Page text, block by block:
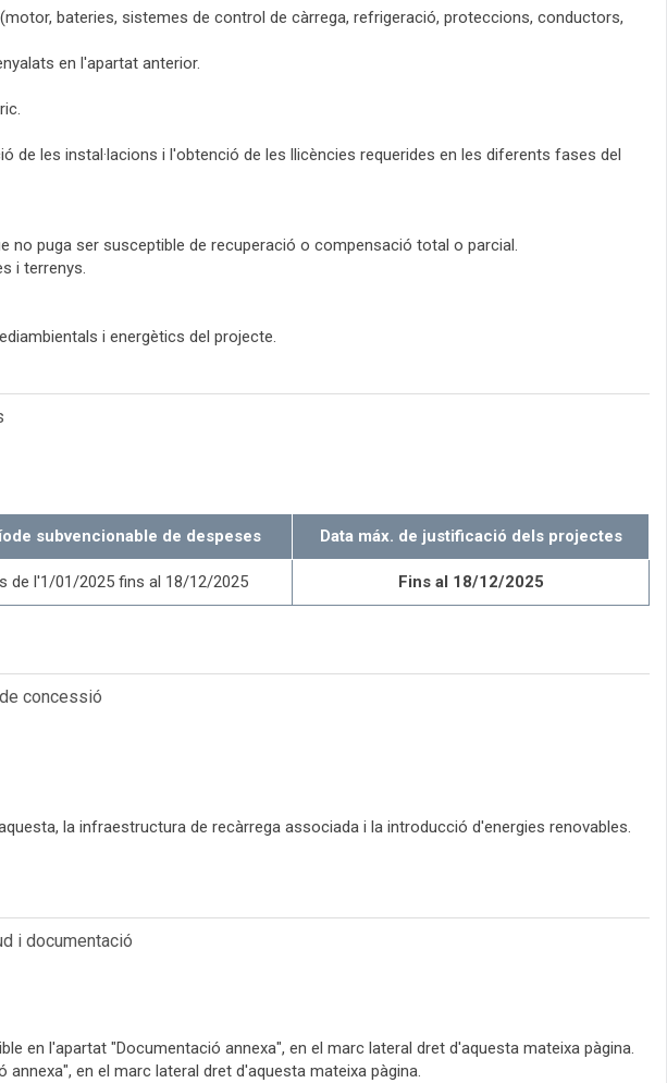
bateries, sistemes de control de càrrega, refrigeració, proteccions, conductors,
en l'apartat anterior.
les instal·lacions i l'obtenció de les llicències requerides en les diferents fases del
no puga ser susceptible de recuperació o compensació total o parcial.
i terrenys.
i energètics del projecte.
subvencionable de despeses Data máx. de justificació dels projectes
de l'1/01/2025 fins al 18/12/2025 Fins al 18/12/2025
concessió
la infraestructura de recàrrega associada i la introducció d'energies renovables.
i documentació
en l'apartat "Documentació annexa", en el marc lateral dret d'aquesta mateixa pàgina.
en el marc lateral dret d'aquesta mateixa pàgina.